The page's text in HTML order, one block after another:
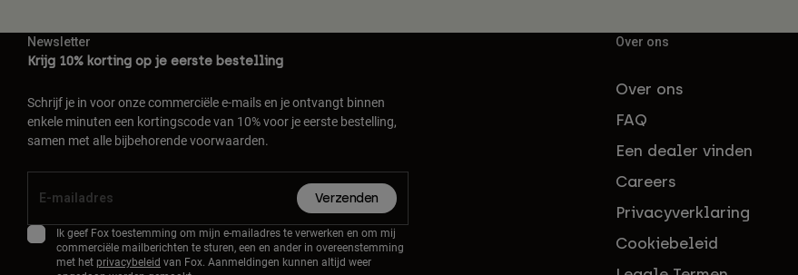
Newsletter
Krijg 10% korting op je eerste bestelling
Schrijf je in voor onze commerciële e-mails en je ontvangt binnen
enkele minuten een kortingscode van 10% voor je eerste bestelling,
samen met alle bijbehorende voorwaarden.
Verzenden
Ik geef Fox toestemming om mijn e-mailadres te verwerken en om mij
commerciële mailberichten te sturen, een en ander in overeenstemming
met het privacybeleid van Fox. Aanmeldingen kunnen altijd weer
Over ons
Over ons
FAQ
Een dealer vinden
Careers
Privacyverklaring
Cookiebeleid